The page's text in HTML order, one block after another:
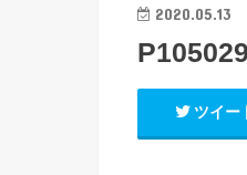
2020.05.13
ツイー